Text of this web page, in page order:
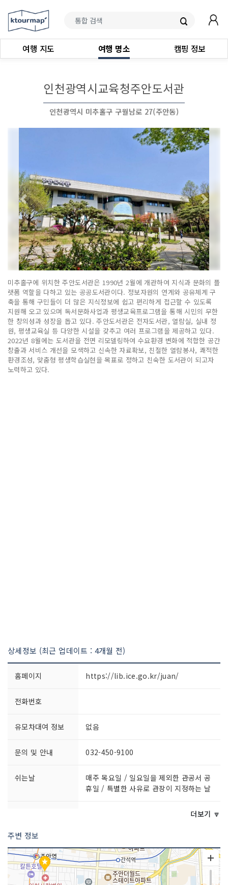
여행 지도 여행 명소 캠핑 정보
인천광역시교육청주안도서관
인천광역시 미추홀구 구월남로 27(주안동)
미추홀구에 위치한 주안도서관은 1990년 2월에 개관하여 지식과 문화의 플
랫폼 역할을 다하고 있는 공공도서관이다. 정보자원의 연계와 공유체계 구
축을 통해 구민들이 더 많은 지식정보에 쉽고 편리하게 접근할 수 있도록
지원해 오고 있으며 독서문화사업과 평생교육프로그램을 통해 시민의 무한
한 창의성과 성장을 돕고 있다. 주안도서관은 전자도서관, 열람실, 실내 정
원, 평생교육실 등 다양한 시설을 갖추고 여러 프로그램을 제공하고 있다.
2022년 8월에는 도서관을 전면 리모델링하여 수요환경 변화에 적합한 공간
창출과 서비스 개선을 모색하고 신속한 자료확보, 친절한 열람봉사, 쾌적한
환경조성, 맞춤형 평생학습실현을 목표로 정하고 친숙한 도서관이 되고자
노력하고 있다.
상세정보 (최근 업데이트 : 4개월 전)
홈페이지 https://lib.ice.go.kr/juan/
전화번호
유모차대여 정보 없음
문의 및 안내 032-450-9100
쉬는날
매주 목요일 / 일요일을 제외한 관공서 공
휴일 / 특별한 사유로 관장이 지정하는 날
이용시간
실]- 평일 09:00~18:00- 주말 09:00~1
7:00[종합자료실]- 평일 09:00~20:00-
주말 09:00~17:00
더보기 🔽
주변 정보